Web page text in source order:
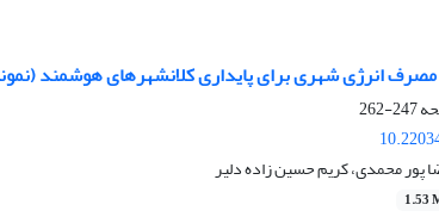
انرژی شهری برای پایداری کلانشهرهای هوشمند
247-262
محمدی، کریم حسین زاده دلیر
1.53